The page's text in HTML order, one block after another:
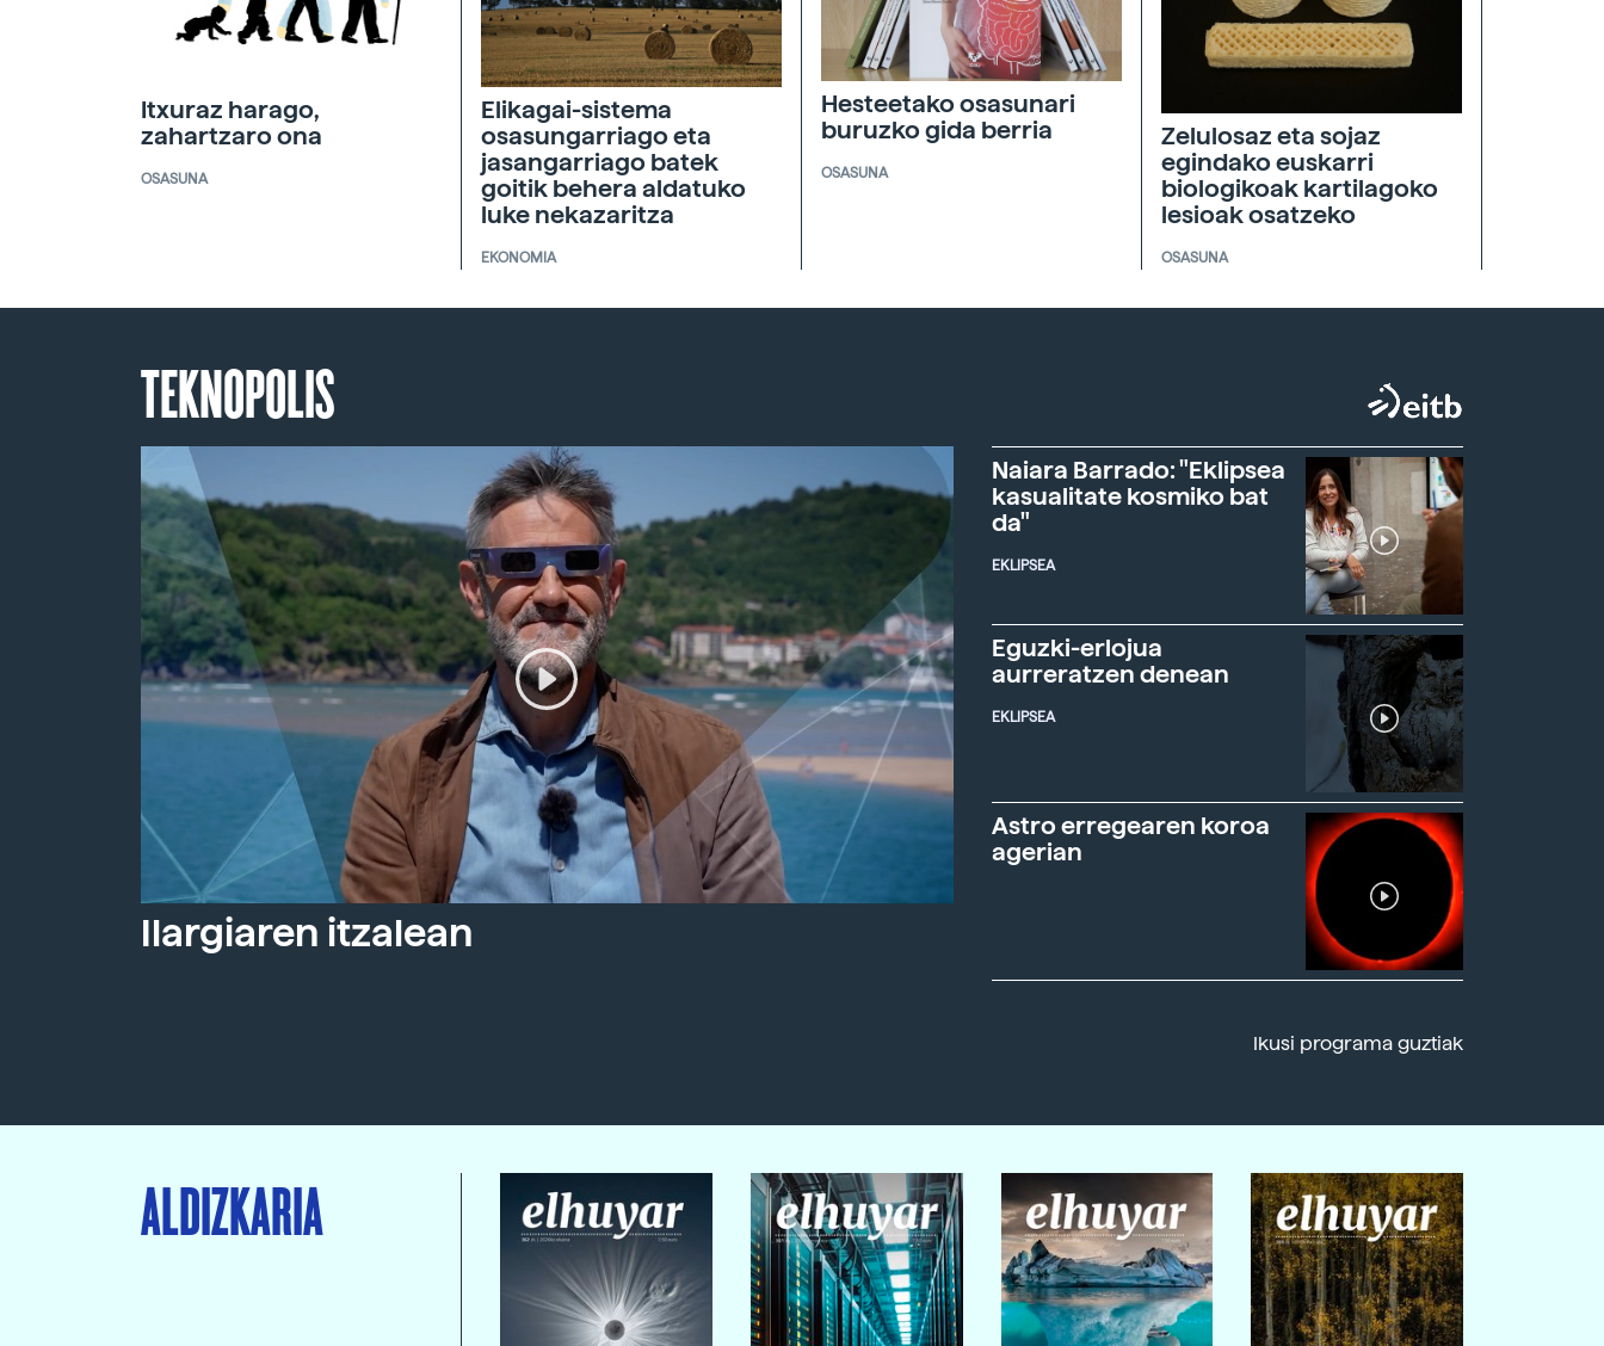
Itxuraz harago,
zahartzaro ona
OSASUNA
Elikagai-sistema
osasungarriago eta
jasangarriago batek
goitik behera aldatuko
luke nekazaritza
EKONOMIA
Hesteetako osasunari
buruzko gida berria
OSASUNA
Zelulosaz eta sojaz
egindako euskarri
biologikoak kartilagoko
lesioak osatzeko
OSASUNA
TEKNOPOLIS
Ilargiaren itzalean
Naiara Barrado: "Eklipsea
kasualitate kosmiko bat
da"
EKLIPSEA
Eguzki-erlojua
aurreratzen denean
EKLIPSEA
Astro erregearen koroa
agerian
Ikusi programa guztiak
ALDIZKARIA